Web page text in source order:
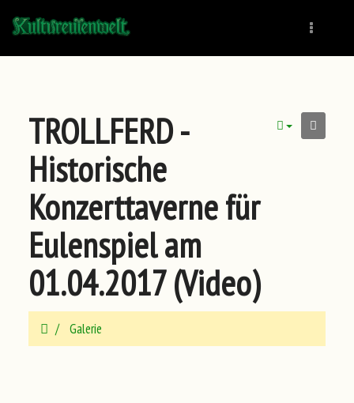
TROLLFERD -
Historische
Konzerttaverne für
Eulenspiel am
01.04.2017 (Video)
Galerie